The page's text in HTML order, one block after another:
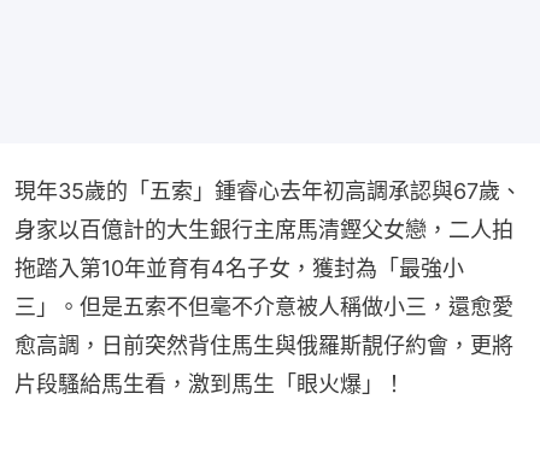
現年35歲的「五索」鍾睿心去年初高調承認與67歲、
身家以百億計的大生銀行主席馬清鏗父女戀，二人拍
拖踏入第10年並育有4名子女，獲封為「最強小
三」。但是五索不但毫不介意被人稱做小三，還愈愛
愈高調，日前突然背住馬生與俄羅斯靚仔約會，更將
片段騷給馬生看，激到馬生「眼火爆」！